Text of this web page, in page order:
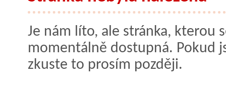
Je nám líto, ale stránka, kterou
momentálně dostupná. Pokud
zkuste to prosím později.